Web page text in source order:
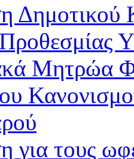
Δημοτικού
Μητρώα
για τους